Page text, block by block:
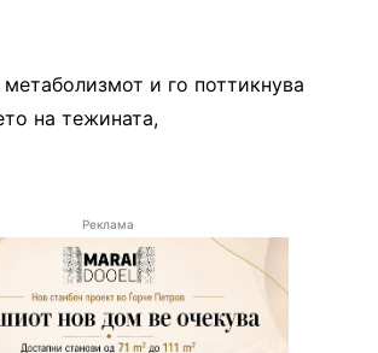
метаболизмот и го поттикнува
на тежината,
Реклама